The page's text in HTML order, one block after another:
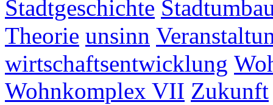
Stadtgeschichte
Theorie unsinn
wirtschaftsentwicklung
Wohnkomplex VII Zukunft